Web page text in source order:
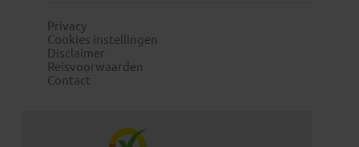
Privacy
Cookies instellingen
Disclaimer
Reisvoorwaarden
Contact